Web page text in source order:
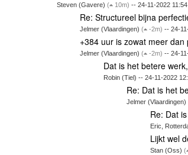
Steven (Gavere) ( 10m) -- 24-11-2022 11:54
Re: Structureel bijna
Jelmer (Vlaardingen)( -2m) -- 24-
+384 uur is zowat meer dan
Jelmer (Vlaardingen)( -2m) -- 24-
Dat is het betere
Robin (Tiel) -- 24-11-2022
Re: Dat is het
Jelmer (Vlaardingen)
Re: Dat
Eric,
Lijkt wel
Stan (Oss) (